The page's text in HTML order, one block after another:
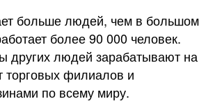
больше людей, чем в большом
более 90 000 человек.
других людей зарабатывают на
торговых филиалов и
по всему миру.